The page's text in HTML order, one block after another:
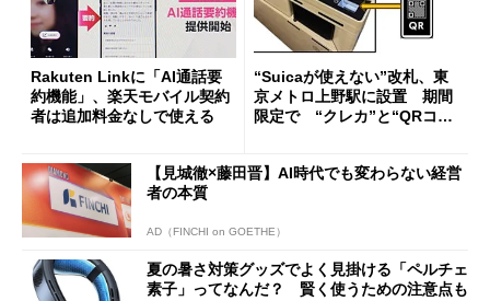
Rakuten Linkに「AI通話要
約機能」、楽天モバイル契約
者は追加料金なしで使える
“Suicaが使えない”改札、東
京メトロ上野駅に設置 期間
限定で “クレカ”と“QRコー
【見城徹×藤田晋】AI時代でも変わらない経営
者の本質
AD（FINCHI on GOETHE）
夏の暑さ対策グッズでよく見掛ける「ペルチェ
素子」ってなんだ？ 賢く使うための注意点も